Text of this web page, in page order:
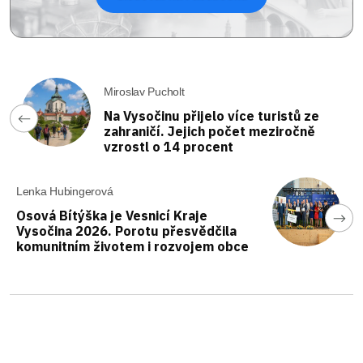
Miroslav Pucholt
Na Vysočinu přijelo více turistů ze
zahraničí. Jejich počet meziročně
vzrostl o 14 procent
Lenka Hubingerová
Osová Bítýška je Vesnicí Kraje
Vysočina 2026. Porotu přesvědčila
komunitním životem i rozvojem obce